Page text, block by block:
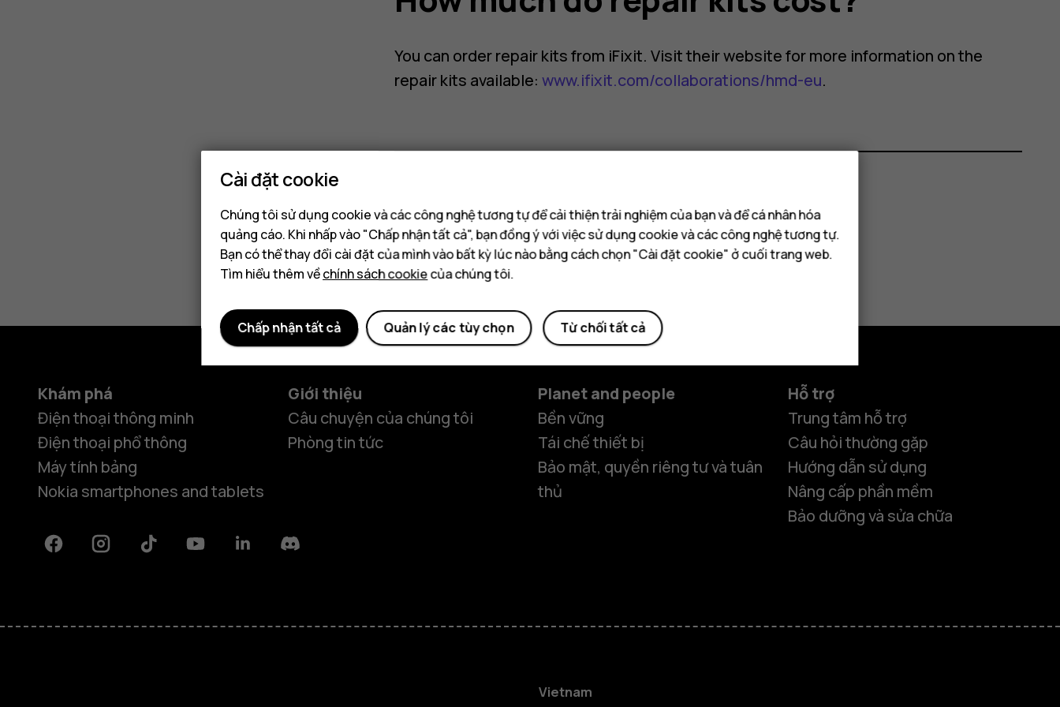
cost?
Điện thoại thông minh
You can order repair kits from iFixit. Visit their website for more information on the
repair kits available:www.ifixit.com/collaborations/hmd-eu.
Bạn tìm được thông tin hữu ích không?
Có Không
Khám phá
Điện thoại thông minh
Điện thoại phổ thông
Máy tính bảng
Nokia smartphones and tablets
Giới thiệu
Câu chuyện của chúng tôi
Phòng tin tức
Planet and people
Bền vững
Tái chế thiết bị
Bảo mật, quyền riêng tư và tuân
thủ
Hỗ trợ
Trung tâm hỗ trợ
Câu hỏi thường gặp
Hướng dẫn sử dụng
Nâng cấp phần mềm
Bảo dưỡng và sửa chữa
FacebookInstagramTiktok YoutubeLinkedinDiscord
Vietnam
Cài đặt cookie
Chúng tôi sử dụng cookie và các công nghệ tương tự để cải thiện trải nghiệm của bạn và để cá nhân hóa
quảng cáo. Khi nhấp vào "Chấp nhận tất cả", bạn đồng ý với việc sử dụng cookie và các công nghệ tương tự.
Bạn có thể thay đổi cài đặt của mình vào bất kỳ lúc nào bằng cách chọn "Cài đặt cookie" ở cuối trang web.
Tìm hiểu thêm vềchính sách cookiecủa chúng tôi.
Từ chối tất cả
Quản lý các tùy chọn
Chấp nhận tất cả